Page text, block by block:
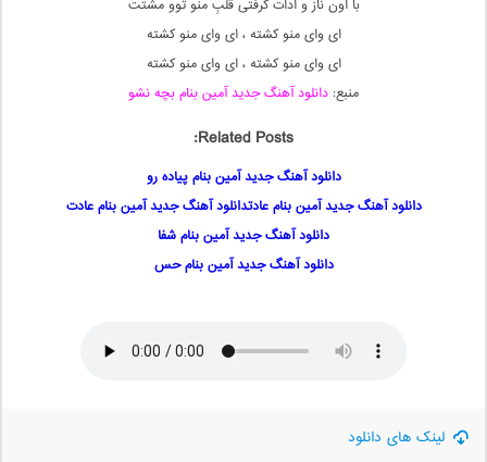
با اون ناز و ادات گرفتی قلبِ منو توو مشتت
ای وای منو کشته ، ای وای منو کشته
ای وای منو کشته ، ای وای منو کشته
منبع: دانلود آهنگ جدید آمین بنام بچه نشو
Related Posts:
دانلود آهنگ جدید آمین بنام پیاده رو
دانلود آهنگ جدید آمین بنام عادتدانلود آهنگ جدید آمین بنام عادت
دانلود آهنگ جدید آمین بنام شفا
دانلود آهنگ جدید آمین بنام حس
لینک های دانلود